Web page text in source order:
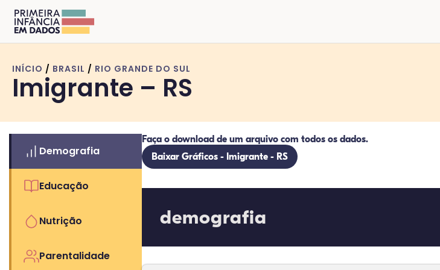
INÍCIO / BRASIL / RIO GRANDE DO SUL
Imigrante – RS
Demografia
Educação
Nutrição
Parentalidade
Faça o download de um arquivo com todos os dados.
Baixar Gráficos - Imigrante - RS
demografia